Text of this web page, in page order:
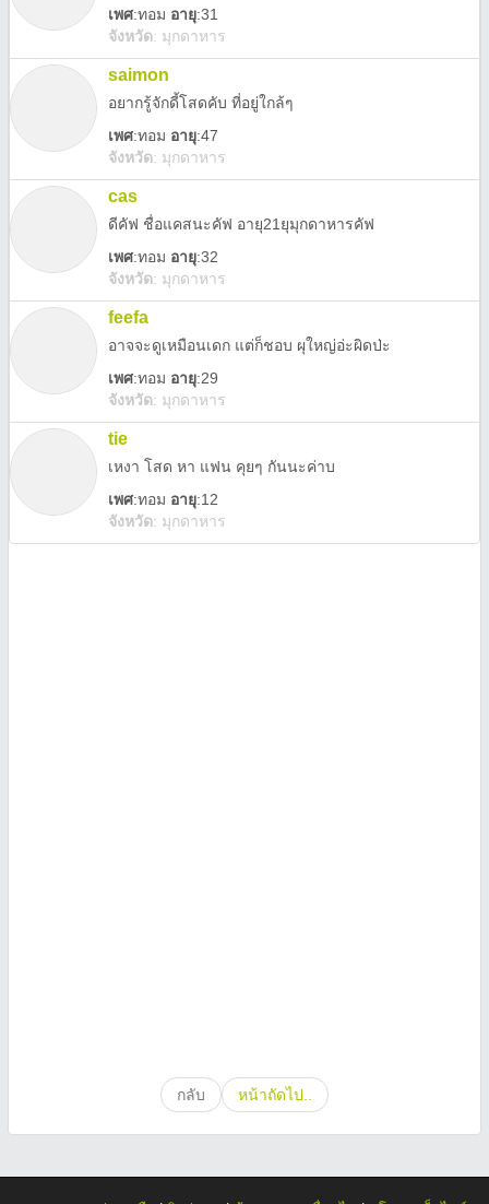
เพศ:ทอม อายุ:31
จังหวัด: มุกดาหาร
saimon
อยากรู้จักดี้โสดคับ ที่อยู่ใกล้ๆ
เพศ:ทอม อายุ:47
จังหวัด: มุกดาหาร
cas
ดีคัฟ ชื่อแคสนะคัฟ อายุ21ยุมุกดาหารคัฟ
เพศ:ทอม อายุ:32
จังหวัด: มุกดาหาร
feefa
อาจจะดูเหมือนเดก แต่ก็ชอบ ผุใหญ่อ่ะผิดป่ะ
เพศ:ทอม อายุ:29
จังหวัด: มุกดาหาร
tie
เหงา โสด หา แฟน คุยๆ กันนะค่าบ
เพศ:ทอม อายุ:12
จังหวัด: มุกดาหาร
กลับ หน้าถัดไป..